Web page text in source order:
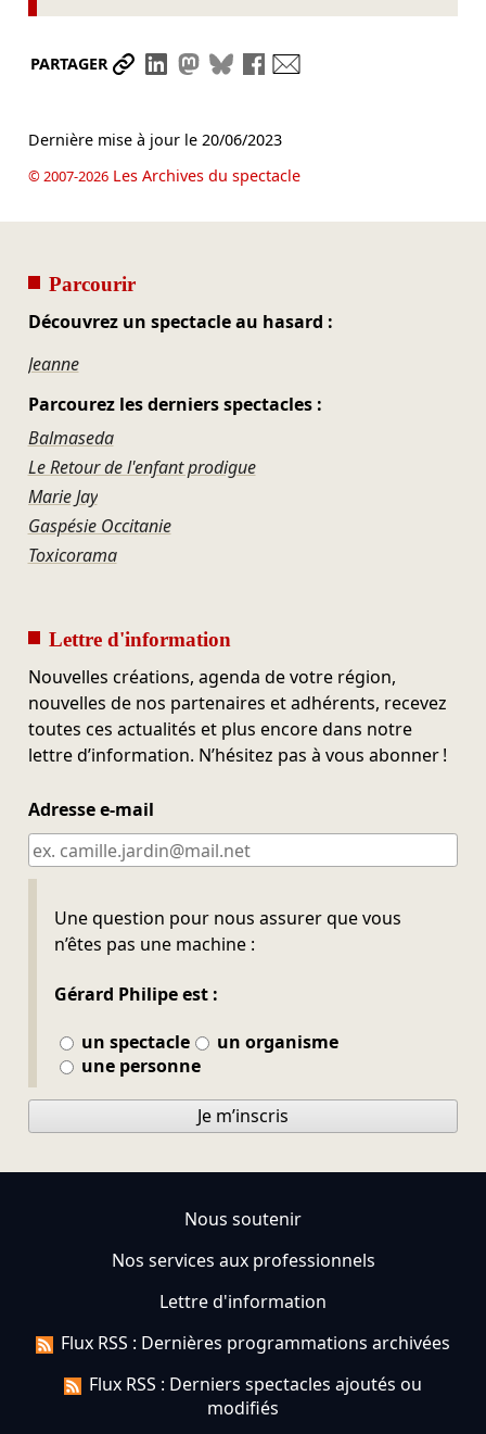
PARTAGER Partager le lien
Partager sur LinkedIn
Partager sur Mastodon
Partager sur Bluesky
Partager sur Facebook
Dernière mise à jour le 20/06/2023
© 2007-2026Les Archives du spectacle
Parcourir
Découvrez un spectacle au hasard :
Jeanne
Parcourez les derniers spectacles :
Balmaseda
Le Retour de l'enfant prodigue
Marie Jay
Gaspésie Occitanie
Toxicorama
Lettre d'information
Nouvelles créations, agenda de votre région,
nouvelles de nos partenaires et adhérents, recevez
toutes ces actualités et plus encore dans notre
lettre d’information. N’hésitez pas à vous abonner !
Adresse e-mail
Une question pour nous assurer que vous
n’êtes pas une machine :
Gérard Philipe est :
un spectacle
un organisme
une personne
Ne pas remplir
Je m’inscris
Nous soutenir
Nos services aux professionnels
Lettre d'information
Flux RSS : Dernières programmations archivées
Flux RSS : Derniers spectacles ajoutés ou
modifiés